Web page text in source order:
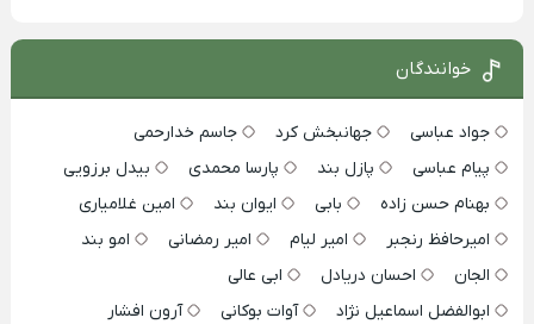
خوانندگان
جواد عباسی جهانبخش کرد
جاسم خدارحمی
پیام عباسی
پازل بند پارسا محمدی
بیدل برزویی
بهنام حسن زاده
بابی ایوان بند
امین غلامیاری
امیرحافظ رنجبر
امیر لیام امیر رمضانی
امو بند
الجان
احسان دریادل
ابی عالی
ابوالفضل اسماعیل نژاد
آوات بوکانی
آرون افشار